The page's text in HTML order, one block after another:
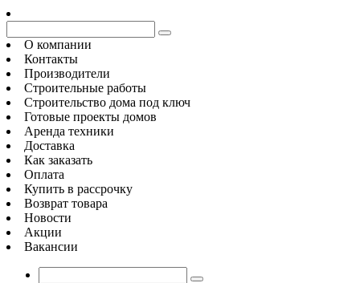
О компании
Контакты
Производители
Строительные работы
Строительство дома под ключ
Готовые проекты домов
Аренда техники
Доставка
Как заказать
Оплата
Купить в рассрочку
Возврат товара
Новости
Акции
Вакансии